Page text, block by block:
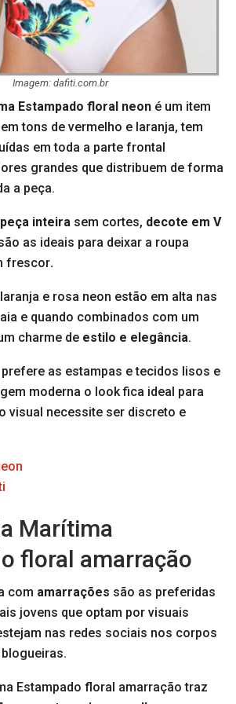
Imagem: dafiti.com.br
Estampado floral neon é um item
tons de vermelho e laranja, tem
em toda a parte frontal
grandes que distribuem de forma
a peça.
peça inteira sem cortes, decote em V
as ideais para deixar a roupa
frescor.
e rosa neon estão em alta nas
e quando combinados com um
charme de estilo e elegância.
prefere as estampas e tecidos lisos e
moderna o look fica ideal para
visual necessite ser discreto e
Marítima
floral amarração
com amarrações são as preferidas
jovens que optam por visuais
nas redes sociais nos corpos
Estampado floral amarração traz